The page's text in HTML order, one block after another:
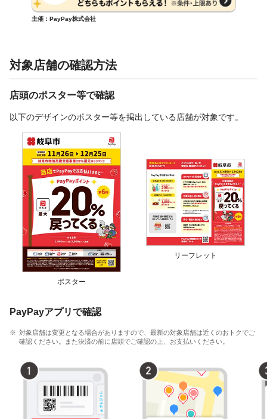
主催：PayPay株式会社
対象店舗の確認方法
店頭のポスター等で確認
以下のデザインのポスター等を掲出している店舗が対象です。
ポスター
リーフレット
PayPayアプリで確認
対象店舗は変更となる場合がありますので、最新の対象店舗は近くのおトクでご
確認ください。また決済の前に店頭でご確認の上、お支払いください。